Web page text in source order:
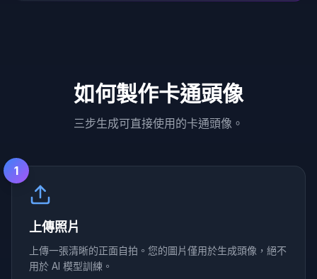
如何製作卡通頭像
三步生成可直接使用的卡通頭像。
1
上傳照片
上傳一張清晰的正面自拍。您的圖片僅用於生成頭像，絕不
用於 AI 模型訓練。